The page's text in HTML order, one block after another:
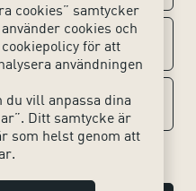
cookies” samtycker
cookies och
för att
användningen
vill anpassa dina
Ditt samtycke är
som helst genom att